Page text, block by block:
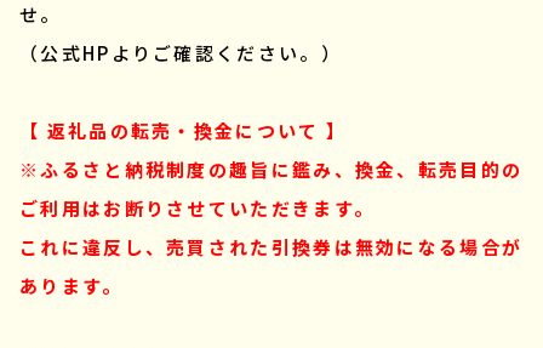
せ。
（公式HPよりご確認ください。）
【 返礼品の転売・換金について 】
※ふるさと納税制度の趣旨に鑑み、換金、転売目的の
ご利用はお断りさせていただきます。
これに違反し、売買された引換券は無効になる場合が
あります。